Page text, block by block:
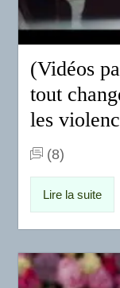
(Vidéos
tout
les
(8)
Lire la suite